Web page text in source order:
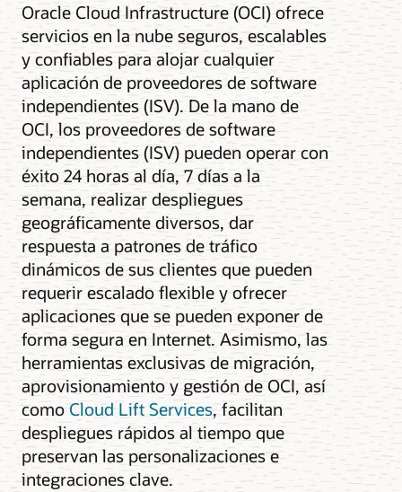
Oracle Cloud Infrastructure (OCI) ofrece
servicios en la nube seguros, escalables
y confiables para alojar cualquier
aplicación de proveedores de software
independientes (ISV). De la mano de
OCI, los proveedores de software
independientes (ISV) pueden operar con
éxito 24 horas al día, 7 días a la
semana, realizar despliegues
geográficamente diversos, dar
respuesta a patrones de tráfico
dinámicos de sus clientes que pueden
requerir escalado flexible y ofrecer
aplicaciones que se pueden exponer de
forma segura en Internet. Asimismo, las
herramientas exclusivas de migración,
aprovisionamiento y gestión de OCI, así
como Cloud Lift Services, facilitan
despliegues rápidos al tiempo que
preservan las personalizaciones e
integraciones clave.